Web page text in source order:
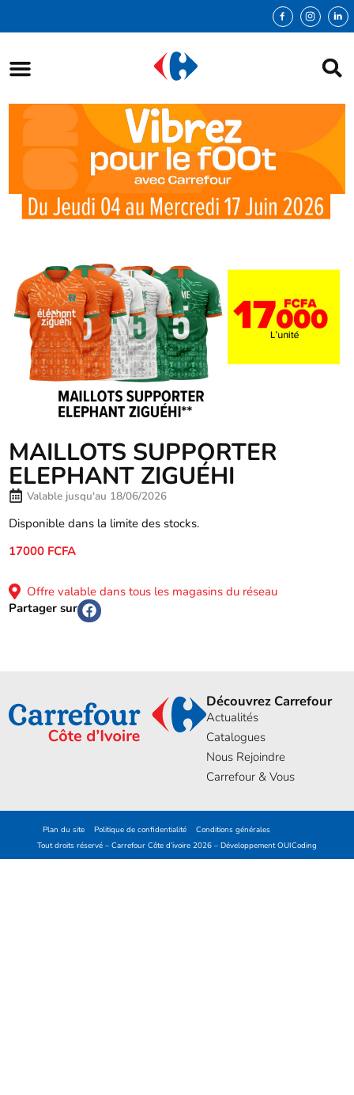
MAILLOTS SUPPORTER
ELEPHANT ZIGUÉHI
Valable jusqu'au 18/06/2026
Disponible dans la limite des stocks.
17000 FCFA
Offre valable dans tous les magasins du réseau
Partager sur
Découvrez Carrefour
Actualités
Catalogues
Nous Rejoindre
Carrefour & Vous
Plan du site Politique de confidentialité
Conditions générales
Tout droits réservé – Carrefour Côte d’ivoire 2026 – DéveloppementOUICoding